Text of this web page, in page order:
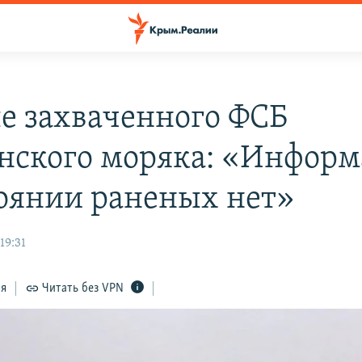
захваченного ФСБ
моряка:
раненых нет»
Читать без VPN